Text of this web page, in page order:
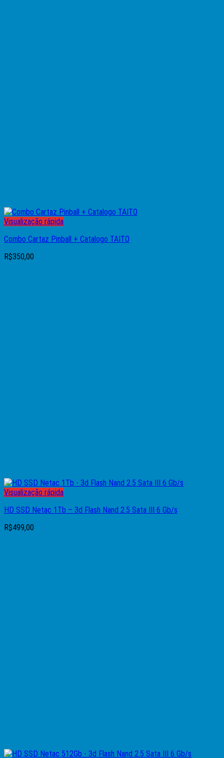
Visualização rápida
Combo Cartaz Pinball + Catalogo TAITO
R$350,00
Visualização rápida
HD SSD Netac 1Tb – 3d Flash Nand 2.5 Sata III 6 Gb/s
R$499,00